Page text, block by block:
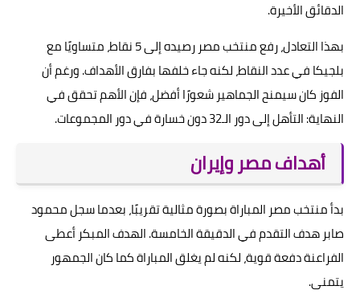
الدقائق الأخيرة.
بهذا التعادل، رفع منتخب مصر رصيده إلى 5 نقاط، متساويًا مع
بلجيكا في عدد النقاط، لكنه جاء خلفها بفارق الأهداف. ورغم أن
الفوز كان سيمنح الجماهير شعورًا أفضل، فإن الأهم تحقق في
النهاية: التأهل إلى دور الـ32 دون خسارة في دور المجموعات.
أهداف مصر وإيران
بدأ منتخب مصر المباراة بصورة مثالية تقريبًا، بعدما سجل محمود
صابر هدف التقدم في الدقيقة الخامسة. الهدف المبكر أعطى
الفراعنة دفعة قوية، لكنه لم يغلق المباراة كما كان الجمهور
يتمنى.